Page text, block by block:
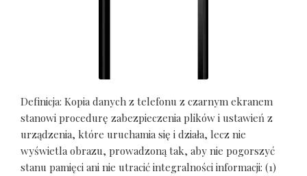
Definicja: Kopia danych z telefonu z czarnym ekranem
stanowi procedurę zabezpieczenia plików i ustawień z
urządzenia, które uruchamia się i działa, lecz nie
wyświetla obrazu, prowadzoną tak, aby nie pogorszyć
stanu pamięci ani nie utracić integralności informacji: (1)